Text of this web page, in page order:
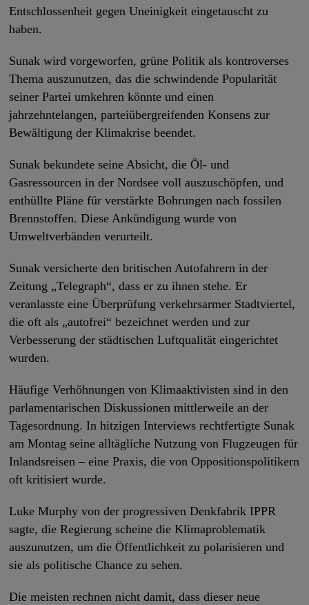
Entschlossenheit gegen Uneinigkeit eingetauscht zu
haben.
Sunak wird vorgeworfen, grüne Politik als kontroverses
Thema auszunutzen, das die schwindende Popularität
seiner Partei umkehren könnte und einen
jahrzehntelangen, parteiübergreifenden Konsens zur
Bewältigung der Klimakrise beendet.
Sunak bekundete seine Absicht, die Öl- und
Gasressourcen in der Nordsee voll auszuschöpfen, und
enthüllte Pläne für verstärkte Bohrungen nach fossilen
Brennstoffen. Diese Ankündigung wurde von
Umweltverbänden verurteilt.
Sunak versicherte den britischen Autofahrern in der
Zeitung „Telegraph“, dass er zu ihnen stehe. Er
veranlasste eine Überprüfung verkehrsarmer Stadtviertel,
die oft als „autofrei“ bezeichnet werden und zur
Verbesserung der städtischen Luftqualität eingerichtet
wurden.
Häufige Verhöhnungen von Klimaaktivisten sind in den
parlamentarischen Diskussionen mittlerweile an der
Tagesordnung. In hitzigen Interviews rechtfertigte Sunak
am Montag seine alltägliche Nutzung von Flugzeugen für
Inlandsreisen – eine Praxis, die von Oppositionspolitikern
oft kritisiert wurde.
Luke Murphy von der progressiven Denkfabrik IPPR
sagte, die Regierung scheine die Klimaproblematik
auszunutzen, um die Öffentlichkeit zu polarisieren und
sie als politische Chance zu sehen.
Die meisten rechnen nicht damit, dass dieser neue